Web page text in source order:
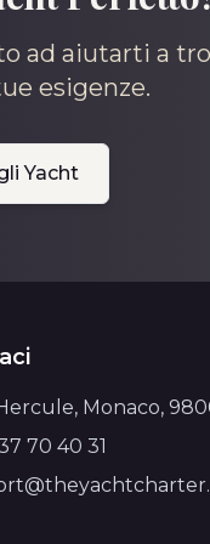
ad aiutarti a
esigenze.
Yacht
Monaco,
70 40 31